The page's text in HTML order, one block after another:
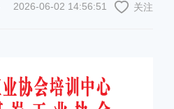
2026-06-02 14:56:51 关注